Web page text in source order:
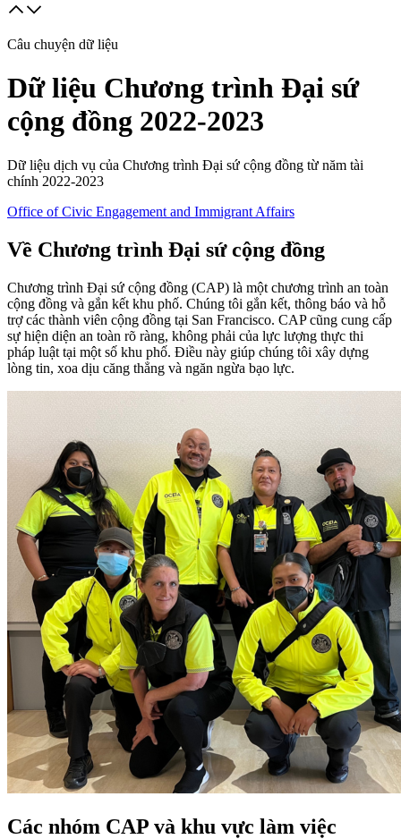
Câu chuyện dữ liệu
Dữ liệu Chương trình Đại sứ
cộng đồng 2022-2023
Dữ liệu dịch vụ của Chương trình Đại sứ cộng đồng từ năm tài
chính 2022-2023
Office of Civic Engagement and Immigrant Affairs
Về Chương trình Đại sứ cộng đồng
Chương trình Đại sứ cộng đồng (CAP) là một chương trình an toàn
cộng đồng và gắn kết khu phố. Chúng tôi gắn kết, thông báo và hỗ
trợ các thành viên cộng đồng tại San Francisco. CAP cũng cung cấp
sự hiện diện an toàn rõ ràng, không phải của lực lượng thực thi
pháp luật tại một số khu phố. Điều này giúp chúng tôi xây dựng
lòng tin, xoa dịu căng thẳng và ngăn ngừa bạo lực.
Các nhóm CAP và khu vực làm việc